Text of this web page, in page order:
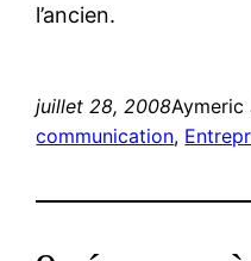
l’ancien.
juillet 28, 2008Aymeric
communication,